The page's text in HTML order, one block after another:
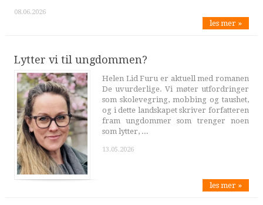
08.06.2026
les mer »
Lytter vi til ungdommen?
Helen Lid Furu er aktuell med romanen
De uvurderlige. Vi møter utfordringer
som skolevegring, mobbing og taushet,
og i dette landskapet skriver forfatteren
fram ungdommer som trenger noen
som lytter, ...
13.05.2026
les mer »